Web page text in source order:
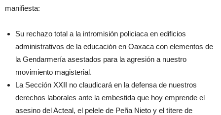
manifiesta:
Su rechazo total a la intromisión policiaca en edificios
administrativos de la educación en Oaxaca con elementos de
la Gendarmería asestados para la agresión a nuestro
movimiento magisterial.
La Sección XXII no claudicará en la defensa de nuestros
derechos laborales ante la embestida que hoy emprende el
asesino del Acteal, el pelele de Peña Nieto y el títere de